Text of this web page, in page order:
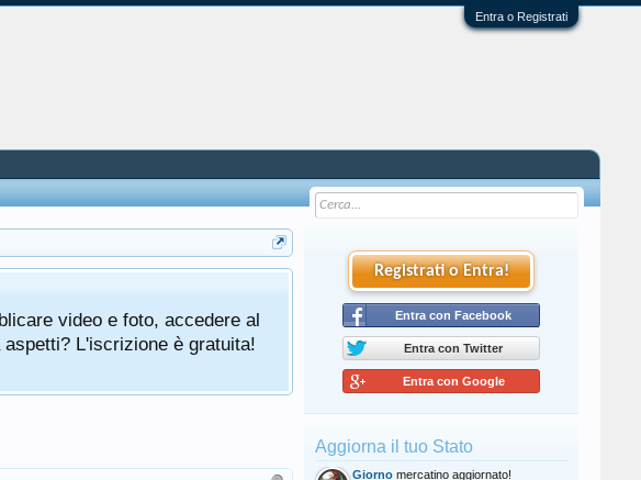
Entra o Registrati
video e foto, accedere al
L'iscrizione è gratuita!
Registrati o Entra!
Entra con Facebook
Entra con Twitter
Entra con Google
Aggiorna il tuo Stato
Giorno mercatino aggiornato!